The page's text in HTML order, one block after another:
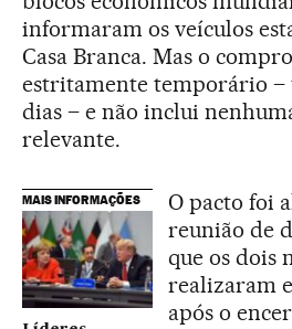
informaram os veículos
Casa Branca. Mas o
estritamente temporário –
dias – e não inclui
relevante.
MAIS INFORMAÇÕES
O pacto foi
reunião de
que os dois
realizaram
após o